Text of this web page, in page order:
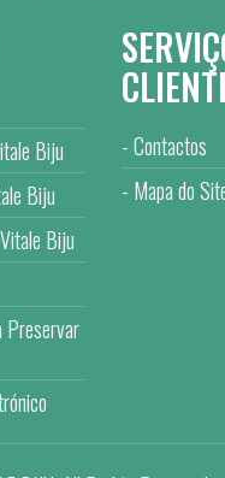
Biju
Biju
Biju
Preservar
Contactos
Mapa do